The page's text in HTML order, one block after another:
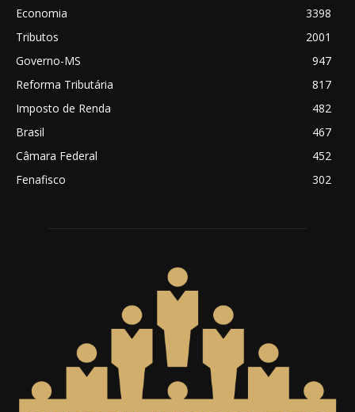
Economia
3398
Tributos
2001
Governo-MS
947
Reforma Tributária
817
Imposto de Renda
482
Brasil
467
Câmara Federal
452
Fenafisco
302